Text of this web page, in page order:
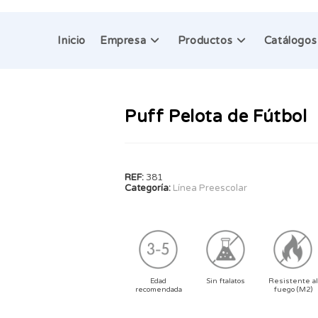
Inicio Empresa Productos Catálogos
Puff Pelota de Fútbol
REF:381
Categoría: Línea Preescolar
Edad
recomendada
Sin ftalatos
Resistente al
fuego (M2)